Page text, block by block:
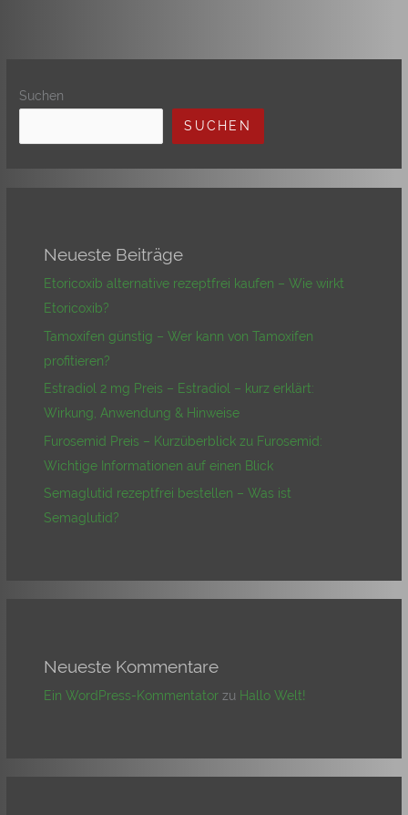
Suchen
SUCHEN
Neueste Beiträge
Etoricoxib alternative rezeptfrei kaufen – Wie wirkt
Etoricoxib?
Tamoxifen günstig – Wer kann von Tamoxifen
profitieren?
Estradiol 2 mg Preis – Estradiol – kurz erklärt:
Wirkung, Anwendung & Hinweise
Furosemid Preis – Kurzüberblick zu Furosemid:
Wichtige Informationen auf einen Blick
Semaglutid rezeptfrei bestellen – Was ist
Semaglutid?
Neueste Kommentare
Ein WordPress-Kommentator zu Hallo Welt!